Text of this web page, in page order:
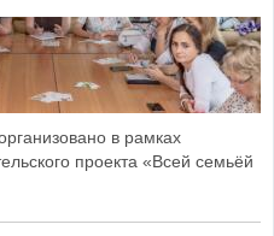
в рамках
проекта «Всей семьёй